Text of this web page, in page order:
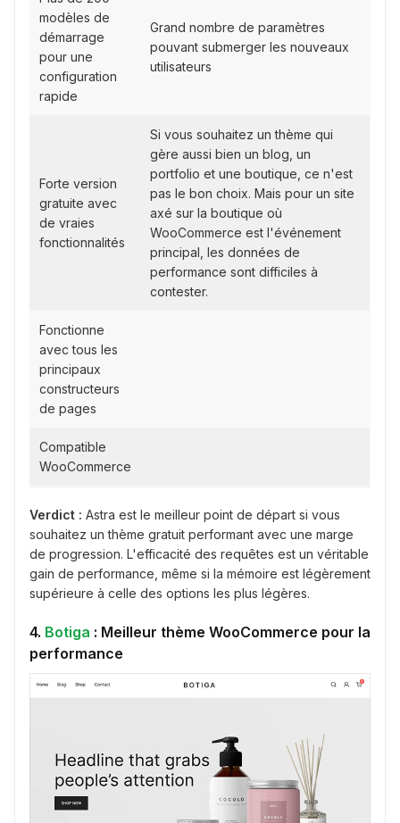
modèles de
démarrage
pour une
configuration
rapide
Grand nombre de paramètres
pouvant submerger les nouveaux
utilisateurs
Forte version
gratuite avec
de vraies
fonctionnalités
Si vous souhaitez un thème qui
gère aussi bien un blog, un
portfolio et une boutique, ce n'est
pas le bon choix. Mais pour un site
axé sur la boutique où
WooCommerce est l'événement
principal, les données de
performance sont difficiles à
contester.
Fonctionne
avec tous les
principaux
constructeurs
de pages
Compatible
WooCommerce
Verdict : Astra est le meilleur point de départ si vous
souhaitez un thème gratuit performant avec une marge
de progression. L'efficacité des requêtes est un véritable
gain de performance, même si la mémoire est légèrement
supérieure à celle des options les plus légères.
4. Botiga : Meilleur thème WooCommerce pour la
performance